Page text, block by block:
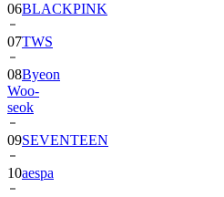
07TWS
08Byeon
Woo-
seok
09SEVENTEEN
10aespa
11CORTIS